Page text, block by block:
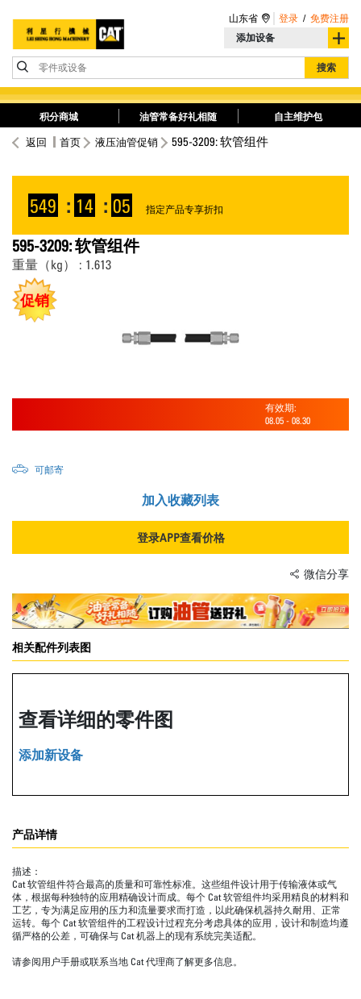
添加设备
零件或设备 搜索
山东省 登录 / 免费注册
积分商城 油管常备好礼相随 自主维护包
返回 首页 液压油管促销 595-3209: 软管组件
549 : 14 : 05 指定产品专享折扣
595-3209: 软管组件
重量（kg） : 1.613
促销
有效期:
08.05 - 08.30
可邮寄
加入收藏列表
登录APP查看价格
微信分享
相关配件列表图
查看详细的零件图
添加新设备
产品详情
描述：
Cat 软管组件符合最高的质量和可靠性标准。这些组件设计用于传输液体或气
体，根据每种独特的应用精确设计而成。每个 Cat 软管组件均采用精良的材料和
工艺，专为满足应用的压力和流量要求而打造，以此确保机器持久耐用、正常
运转。每个 Cat 软管组件的工程设计过程充分考虑具体的应用，设计和制造均遵
循严格的公差，可确保与 Cat 机器上的现有系统完美适配。
请参阅用户手册或联系当地 Cat 代理商了解更多信息。